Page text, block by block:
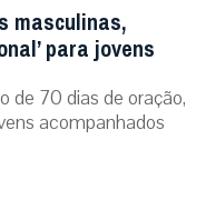
masculinas,
para jovens
de 70 dias de oração,
acompanhados